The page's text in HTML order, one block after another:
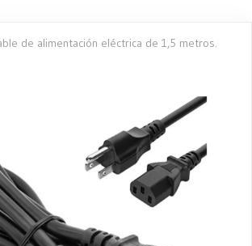
de alimentación eléctrica de 1,5 metros.